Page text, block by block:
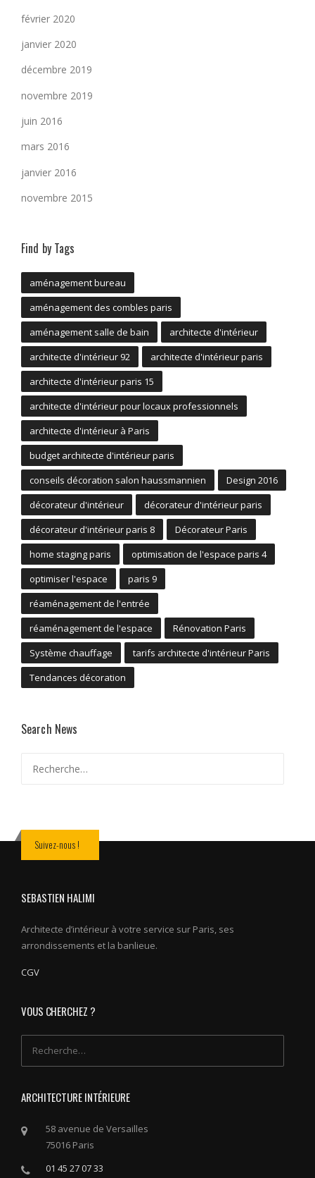
février 2020
janvier 2020
décembre 2019
novembre 2019
juin 2016
mars 2016
janvier 2016
novembre 2015
Find by Tags
aménagement bureau
aménagement des combles paris
aménagement salle de bain
architecte d'intérieur
architecte d'intérieur 92
architecte d'intérieur paris
architecte d'intérieur paris 15
architecte d'intérieur pour locaux professionnels
architecte d'intérieur à Paris
budget architecte d'intérieur paris
conseils décoration salon haussmannien
Design 2016
décorateur d'intérieur
décorateur d'intérieur paris
décorateur d'intérieur paris 8
Décorateur Paris
home staging paris
optimisation de l'espace paris 4
optimiser l'espace
paris 9
réaménagement de l'entrée
réaménagement de l'espace
Rénovation Paris
Système chauffage
tarifs architecte d'intérieur Paris
Tendances décoration
Search News
Suivez-nous !
SEBASTIEN HALIMI
Architecte d’intérieur à votre service sur Paris, ses
arrondissements et la banlieue.
CGV
VOUS CHERCHEZ ?
ARCHITECTURE INTÉRIEURE
58 avenue de Versailles
75016 Paris
01 45 27 07 33